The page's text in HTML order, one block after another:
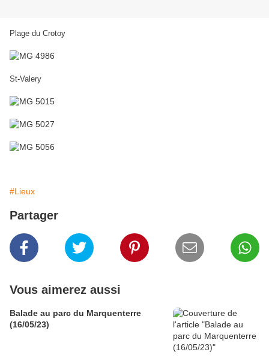
Plage du Crotoy
St-Valery
#Lieux
Partager
Vous aimerez aussi
Balade au parc du Marquenterre
(16/05/23)